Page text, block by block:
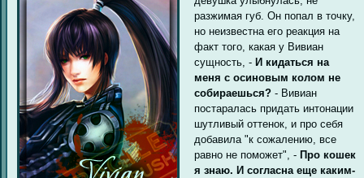
разжимая губ. Он попал в точку,
но неизвестна его реакция на
факт того, какая у Вивиан
сущность, - И кидаться на
меня с осиновым колом не
собираешься? - Вивиан
постаралась придать интонации
шутливый оттенок, и про себя
добавила "к сожалению, все
равно не поможет", - Про кошек
я знаю. И согласна еще каким-